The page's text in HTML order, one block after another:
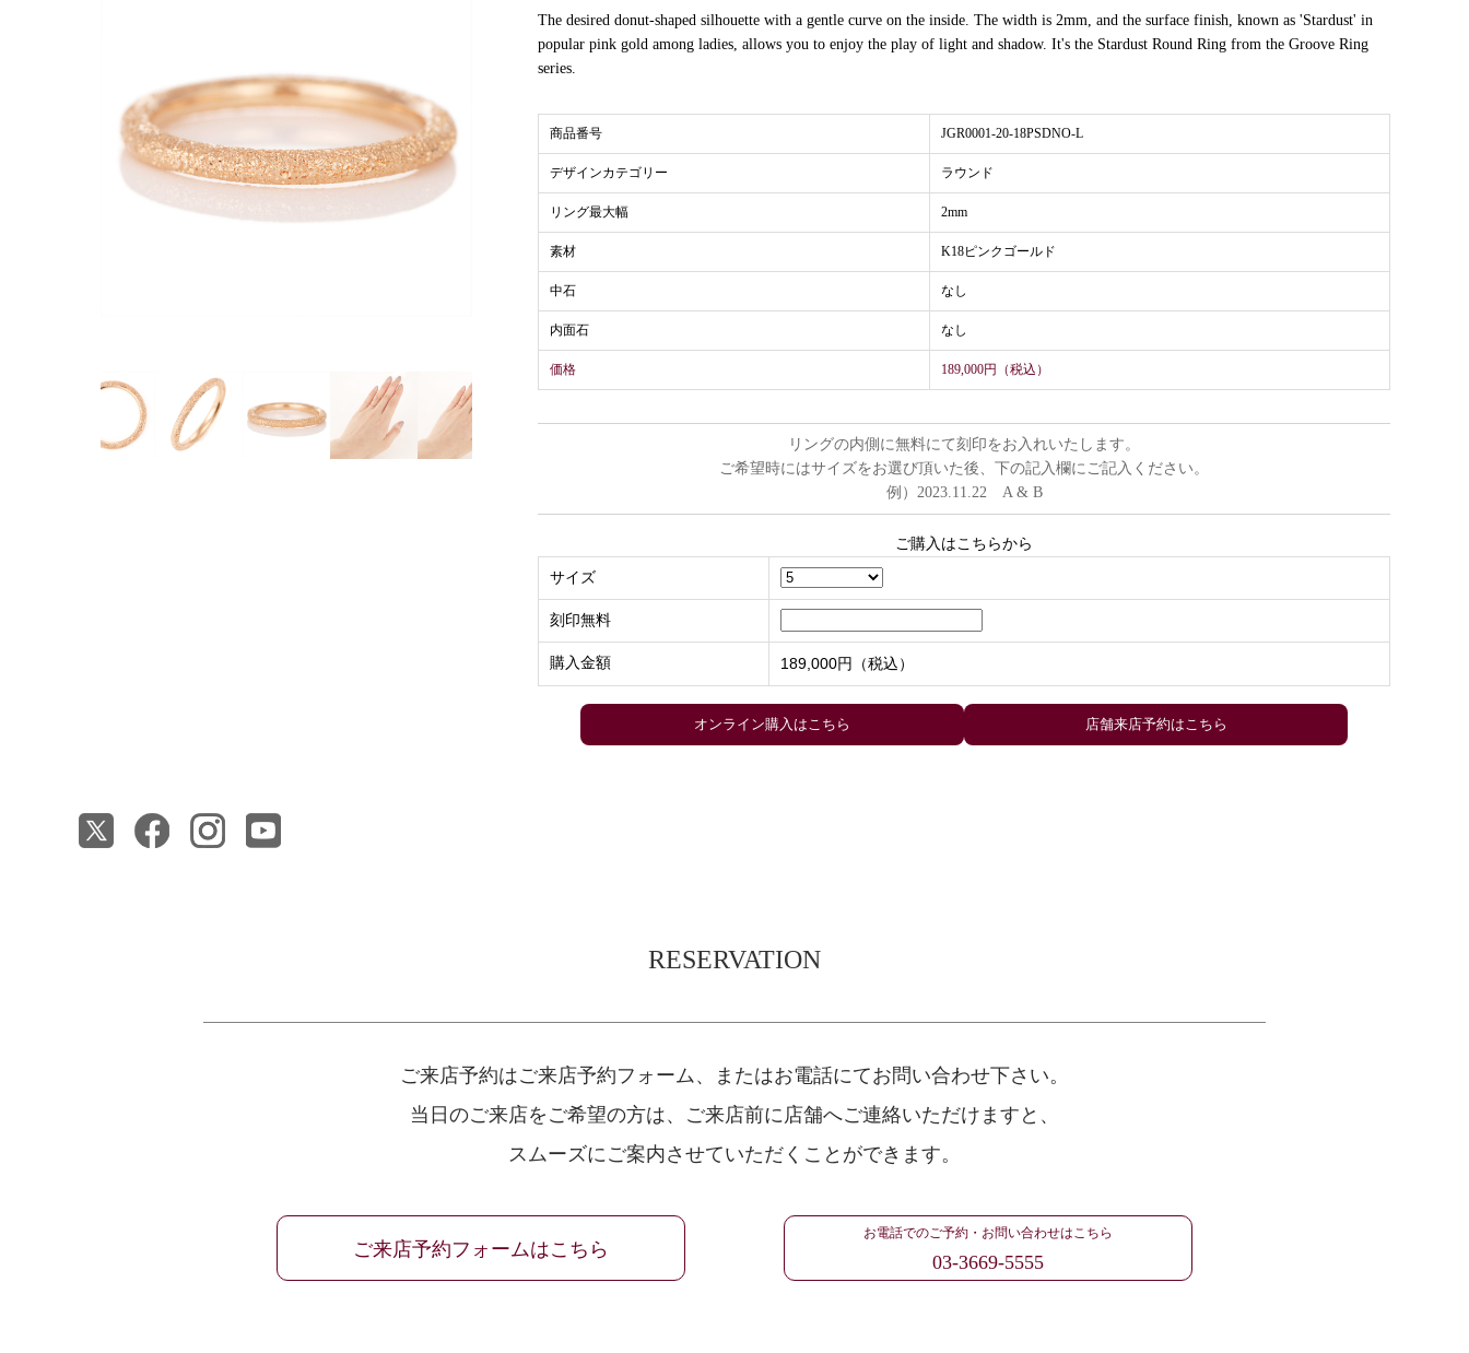
The desired donut-shaped silhouette with a gentle curve on the inside. The width is 2mm, and the surface finish, known as 'Stardust' in
popular pink gold among ladies, allows you to enjoy the play of light and shadow. It's the Stardust Round Ring from the Groove Ring
series.
商品番号 JGR0001-20-18PSDNO-L
デザインカテゴリー ラウンド
リング最大幅 2mm
素材 K18ピンクゴールド
中石 なし
内面石 なし
価格 189,000円（税込）
リングの内側に無料にて刻印をお入れいたします。
ご希望時にはサイズをお選び頂いた後、下の記入欄にご記入ください。
例）2023.11.22 A & B
ご購入はこちらから
サイズ
刻印無料
購入金額 189,000円（税込）
店舗来店予約はこちら
RESERVATION
ご来店予約はご来店予約フォーム、
またはお電話にてお問い合わせ下さい。
当日のご来店をご希望の方は、 ご来店前に店舗へご連絡いただけますと、
スムーズにご案内させていただくことができます。
ご来店予約フォームはこちら
お電話でのご予約・お問い合わせはこちら
03-3669-5555